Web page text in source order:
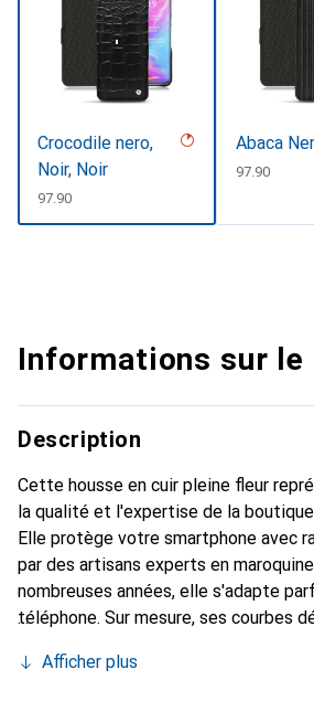
Crocodile nero,
Noir, Noir
CHF
97.90
Abaca
CHF
97.90
Informations sur le
Description
Cette housse en cuir pleine fleur
la qualité et l'expertise de la
Elle protège votre smartphone avec
par des artisans experts en
nombreuses années, elle s'adapte
téléphone. Sur mesure, ses courbes
et incontournable de votre
Afficher plus